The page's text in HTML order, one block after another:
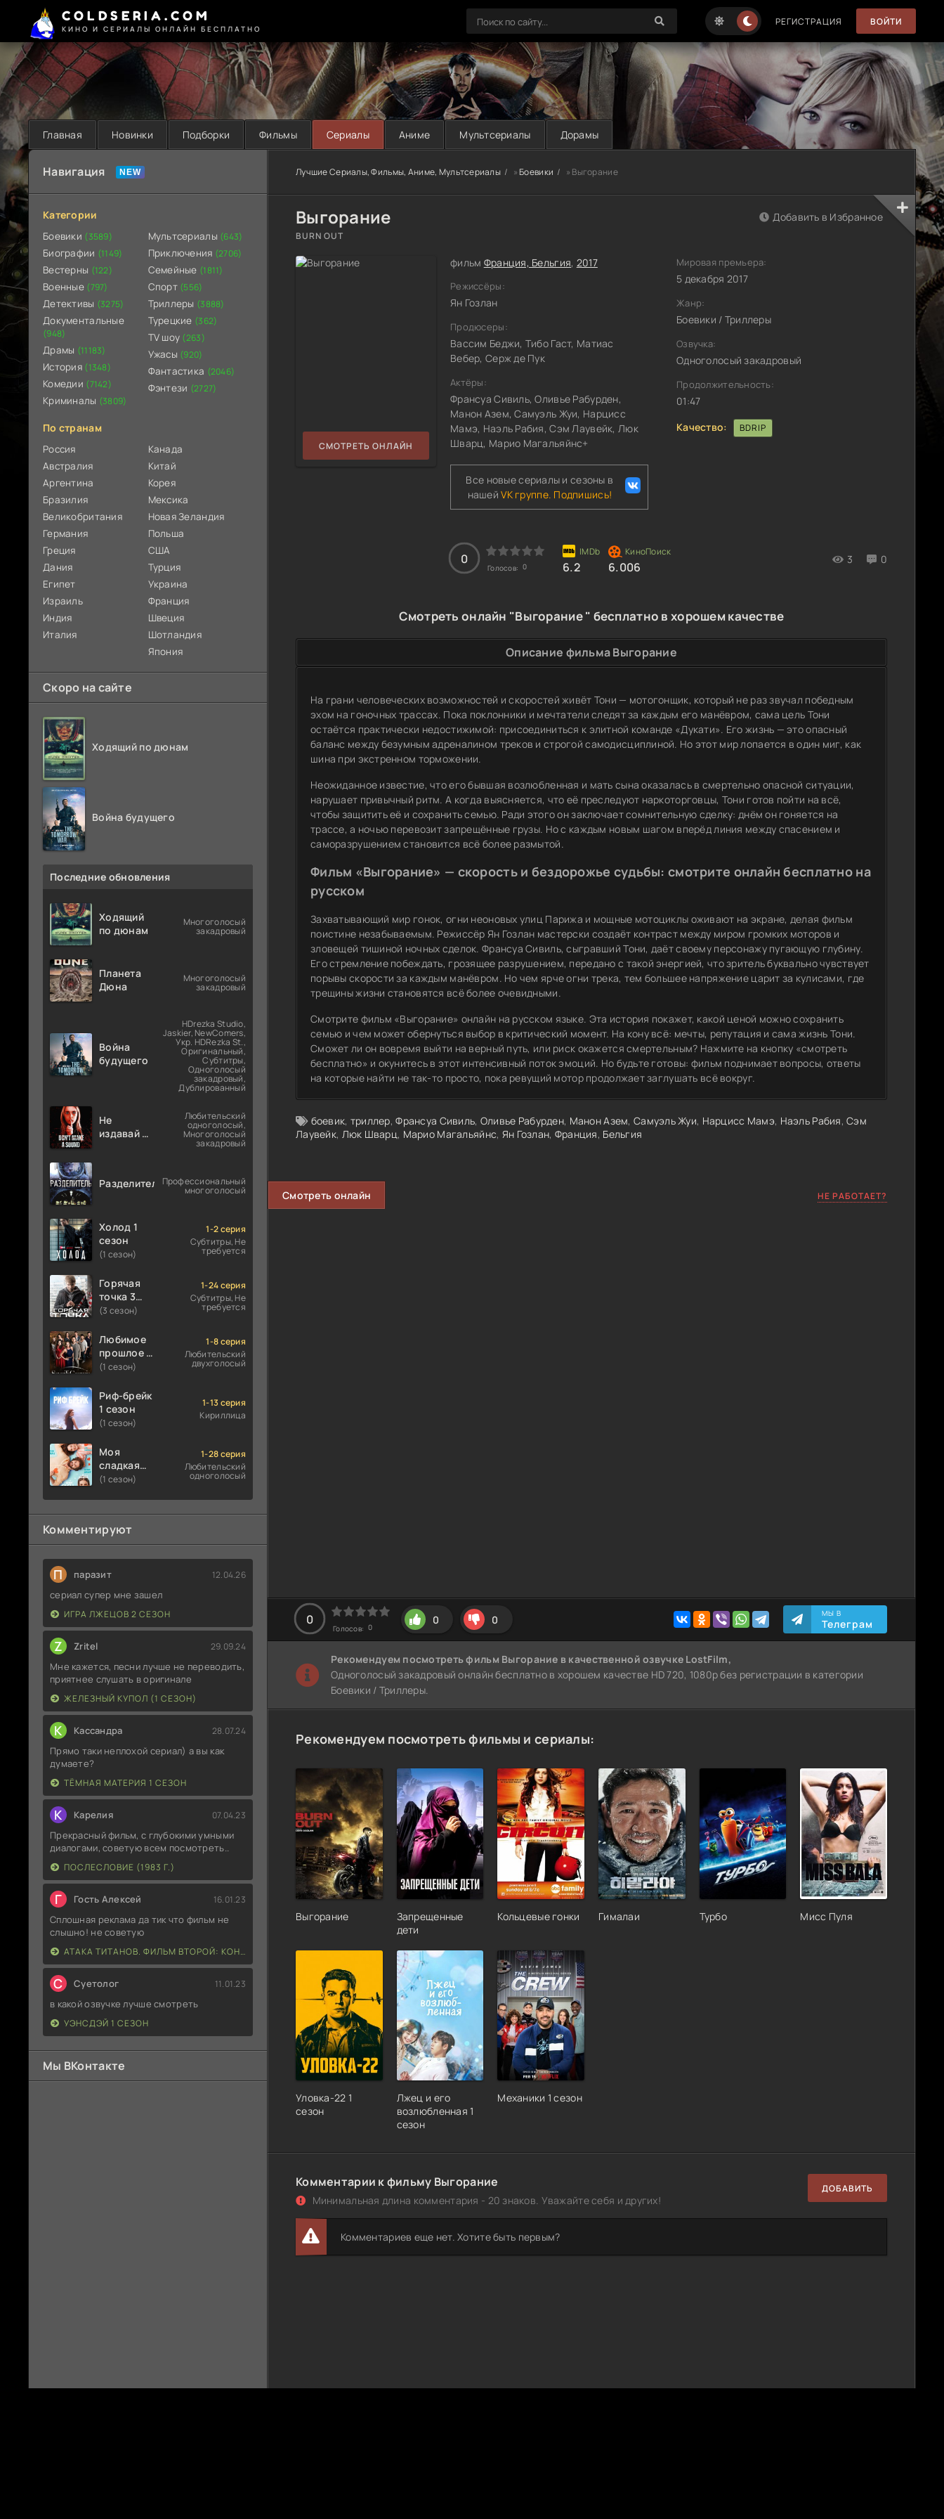
COLDSERIA.COM
КИНО И СЕРИАЛЫ ОНЛАЙН БЕСПЛАТНО
РЕГИСТРАЦИЯ ВОЙТИ
Главная Новинки Подборки Фильмы Сериалы Аниме Мультсериалы Дорамы
Навигация
Категории
Боевики (3589)
Биографии (1149)
Вестерны (122)
Военные (797)
Детективы (3275)
Документальные
(948)
Драмы (11183)
История (1348)
Комедии (7142)
Криминалы (3809)
Мультсериалы (643)
Приключения (2706)
Семейные (1811)
Спорт (556)
Триллеры (3888)
Турецкие (362)
TV шоу (263)
Ужасы (920)
Фантастика (2046)
Фэнтези (2727)
По странам
Россия
Австралия
Аргентина
Бразилия
Великобритания
Германия
Греция
Дания
Египет
Израиль
Индия
Италия
Канада
Китай
Корея
Мексика
Новая Зеландия
Польша
США
Турция
Украина
Франция
Швеция
Шотландия
Япония
Скоро на сайте
Ходящий по дюнам
Война будущего
Последние обновления
Ходящий
по дюнам
Многоголосый
закадровый
Планета
Дюна
Многоголосый
закадровый
Война
будущего
HDrezka Studio,
Jaskier, NewComers,
Укр. HDRezka St.,
Оригинальный,
Субтитры,
Одноголосый
закадровый,
Дублированный
Не
издавай ни
Любительский
одноголосый,
Многоголосый
закадровый
РазделительПрофессиональный
многоголосый
Холод 1
сезон
(1 сезон)
1-2 серия
Субтитры, Не
требуется
Горячая
точка 3
сезон
(3 сезон)
1-24 серия
Субтитры, Не
требуется
Любимое
прошлое 1
сезон
(1 сезон)
1-8 серия
Любительский
двухголосый
Риф-брейк
1 сезон
(1 сезон)
1-13 серия
Кириллица
Моя
сладкая
ложь 1
(1 сезон)
1-28 серия
Любительский
одноголосый
Комментируют
П паразит 12.04.26
сериал супер мне зашел
ИГРА ЛЖЕЦОВ 2 СЕЗОН
Z Zritel 29.09.24
Мне кажется, песни лучше не переводить,
приятнее слушать в оригинале
ЖЕЛЕЗНЫЙ КУПОЛ (1 СЕЗОН)
К Кассандра 28.07.24
Прямо таки неплохой сериал) а вы как
думаете?
ТЁМНАЯ МАТЕРИЯ 1 СЕЗОН
К Карелия 07.04.23
Прекрасный фильм, с глубокими умными
диалогами, советую всем посмотреть..
ПОСЛЕСЛОВИЕ (1983 Г.)
Г Гость Алексей 16.01.23
Сплошная реклама да тик что фильм не
слышно! не советую
АТАКА ТИТАНОВ. ФИЛЬМ ВТОРОЙ: КОНЕЦ СВЕТА
С Суетолог 11.01.23
в какой озвучке лучше смотреть
УЭНСДЭЙ 1 СЕЗОН
Мы ВКонтакте
Лучшие Сериалы, Фильмы, Аниме, Мультсериалы »Боевики » Выгорание
Выгорание
BURN OUT
СМОТРЕТЬ ОНЛАЙН
фильм Франция, Бельгия, 2017
Режиссёры:
Ян Гозлан
Продюсеры:
Вассим Беджи, Тибо Гаст, Матиас
Вебер, Серж де Пук
Актёры:
Франсуа Сивиль, Оливье Рабурден,
Манон Азем, Самуэль Жуи, Нарцисс
Мамэ, Наэль Рабия, Сэм Лаувейк, Люк
Шварц, Марио Магальяйнс+
Все новые сериалы и сезоны в
нашейVK группе. Подпишись!
0
Голосов: 0 6.2 6.006
3 0
Добавить в Избранное
Мировая премьера:
5 декабря 2017
Жанр:
Боевики / Триллеры
Озвучка:
Одноголосый закадровый
Продолжительность:
01:47
Качество:
BDRIP
Смотреть онлайн "Выгорание " бесплатно в хорошем качестве
Описание фильма Выгорание
На грани человеческих возможностей и скоростей живёт Тони — мотогонщик, который не раз звучал победным
эхом на гоночных трассах. Пока поклонники и мечтатели следят за каждым его манёвром, сама цель Тони
остаётся практически недостижимой: присоединиться к элитной команде «Дукати». Его жизнь — это опасный
баланс между безумным адреналином треков и строгой самодисциплиной. Но этот мир лопается в один миг, как
шина при экстренном торможении.
Неожиданное известие, что его бывшая возлюбленная и мать сына оказалась в смертельно опасной ситуации,
нарушает привычный ритм. А когда выясняется, что её преследуют наркоторговцы, Тони готов пойти на всё,
чтобы защитить её и сохранить семью. Ради этого он заключает сомнительную сделку: днём он гоняется на
трассе, а ночью перевозит запрещённые грузы. Но с каждым новым шагом вперёд линия между спасением и
саморазрушением становится всё более размытой.
Фильм «Выгорание» — скорость и бездорожье судьбы: смотрите онлайн бесплатно на
русском
Захватывающий мир гонок, огни неоновых улиц Парижа и мощные мотоциклы оживают на экране, делая фильм
поистине незабываемым. Режиссёр Ян Гозлан мастерски создаёт контраст между миром громких моторов и
зловещей тишиной ночных сделок. Франсуа Сивиль, сыгравший Тони, даёт своему персонажу пугающую глубину.
Его стремление побеждать, грозящее разрушением, передано с такой энергией, что зритель буквально чувствует
порывы скорости за каждым манёвром. Но чем ярче огни трека, тем большее напряжение царит за кулисами, где
трещины жизни становятся всё более очевидными.
Смотрите фильм «Выгорание» онлайн на русском языке. Эта история покажет, какой ценой можно сохранить
семью и чем может обернуться выбор в критический момент. На кону всё: мечты, репутация и сама жизнь Тони.
Сможет ли он вовремя выйти на верный путь, или риск окажется смертельным? Нажмите на кнопку «смотреть
бесплатно» и окунитесь в этот интенсивный поток эмоций. Но будьте готовы: фильм поднимает вопросы, ответы
на которые найти не так-то просто, пока ревущий мотор продолжает заглушать всё вокруг.
боевик, триллер,Франсуа Сивиль, Оливье Рабурден, Манон Азем, Самуэль Жуи, Нарцисс Мамэ, Наэль Рабия,Сэм
Лаувейк, Люк Шварц, Марио Магальяйнс, Ян Гозлан, Франция, Бельгия
Смотреть онлайн НЕ РАБОТАЕТ?
0
Голосов: 0
0 0 МЫ В
Телеграм
Рекомендуем посмотреть фильм Выгорание в качественной озвучке LostFilm,
Одноголосый закадровый онлайн бесплатно в хорошем качестве HD 720, 1080p без регистрации в категории
Боевики / Триллеры.
Рекомендуем посмотреть фильмы и сериалы:
Выгорание
Запрещенные
дети
Кольцевые гонки Гималаи Турбо Мисс Пуля
Уловка-22 1
сезон
Лжец и его
возлюбленная 1
сезон
Механики 1 сезон
Комментарии к фильму Выгорание
Минимальная длина комментария - 20 знаков. Уважайте себя и других!
ДОБАВИТЬ
Комментариев еще нет. Хотите быть первым?